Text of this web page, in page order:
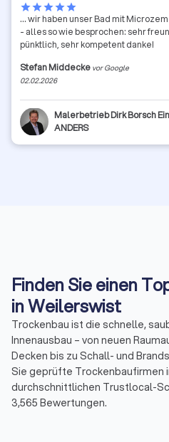
starstarstarstarstar
… wir haben unser Bad mit
- alles so wie besprochen: sehr
pünktlich, sehr kompetent danke!
Stefan Middecke vor Google
02.02.2026
Malerbetrieb Dirk Borsch
ANDERS
Finden Sie einen
in Weilerswist
Trockenbau ist die schnelle,
Innenausbau – von neuen
Decken bis zu Schall- und
Sie geprüfte Trockenbaufirmen
durchschnittlichen Trustlocal-
3,565 Bewertungen.